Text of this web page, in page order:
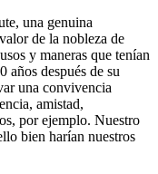
una genuina
de la nobleza de
y maneras que tenían
años después de su
una convivencia
amistad,
por ejemplo. Nuestro
bien harían nuestros